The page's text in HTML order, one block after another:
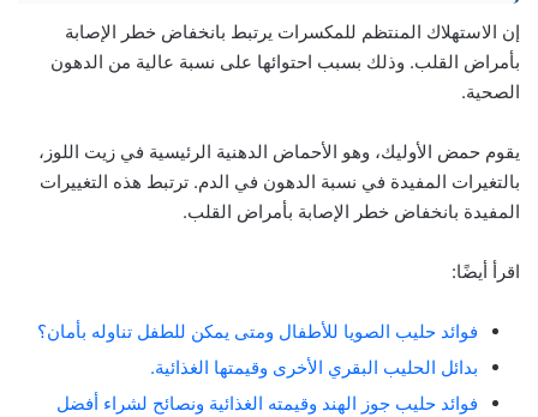
إن الاستهلاك المنتظم للمكسرات يرتبط بانخفاض خطر الإصابة
بأمراض القلب. وذلك بسبب احتوائها على نسبة عالية من الدهون
الصحية.
يقوم حمض الأوليك، وهو الأحماض الدهنية الرئيسية في زيت اللوز،
بالتغيرات المفيدة في نسبة الدهون في الدم. ترتبط هذه التغييرات
المفيدة بانخفاض خطر الإصابة بأمراض القلب.
اقرأ أيضًا:
فوائد حليب الصويا للأطفال ومتى يمكن للطفل تناوله بأمان؟
بدائل الحليب البقري الأخرى وقيمتها الغذائية.
فوائد حليب جوز الهند وقيمته الغذائية ونصائح لشراء أفضل